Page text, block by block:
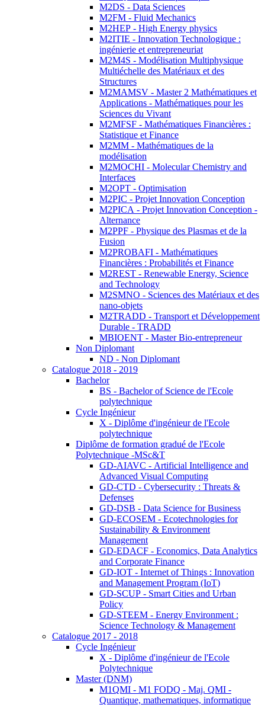
M2DS - Data Sciences
M2FM - Fluid Mechanics
M2HEP - High Energy physics
M2ITIE - Innovation Technologique :
ingénierie et entrepreneuriat
M2M4S - Modélisation Multiphysique
Multiéchelle des Matériaux et des
Structures
M2MAMSV - Master 2 Mathématiques et
Applications - Mathématiques pour les
Sciences du Vivant
M2MFSF - Mathématiques Financières :
Statistique et Finance
M2MM - Mathématiques de la
modélisation
M2MOCHI - Molecular Chemistry and
Interfaces
M2OPT - Optimisation
M2PIC - Projet Innovation Conception
M2PICA - Projet Innovation Conception -
Alternance
M2PPF - Physique des Plasmas et de la
Fusion
M2PROBAFI - Mathématiques
Financières : Probabilités et Finance
M2REST - Renewable Energy, Science
and Technology
M2SMNO - Sciences des Matériaux et des
nano-objets
M2TRADD - Transport et Développement
Durable - TRADD
MBIOENT - Master Bio-entrepreneur
Non Diplomant
ND - Non Diplomant
Catalogue 2018 - 2019
Bachelor
BS - Bachelor of Science de l'Ecole
polytechnique
Cycle Ingénieur
X - Diplôme d'ingénieur de l'Ecole
polytechnique
Diplôme de formation gradué de l'Ecole
Polytechnique -MSc&T
GD-AIAVC - Artificial Intelligence and
Advanced Visual Computing
GD-CTD - Cybersecurity : Threats &
Defenses
GD-DSB - Data Science for Business
GD-ECOSEM - Ecotechnologies for
Sustainability & Environment
Management
GD-EDACF - Economics, Data Analytics
and Corporate Finance
GD-IOT - Internet of Things : Innovation
and Management Program (IoT)
GD-SCUP - Smart Cities and Urban
Policy
GD-STEEM - Energy Environment :
Science Technology & Management
Catalogue 2017 - 2018
Cycle Ingénieur
X - Diplôme d'ingénieur de l'Ecole
Polytechnique
Master (DNM)
M1QMI - M1 FODQ - Maj. QMI -
Quantique, mathematiques, informatique